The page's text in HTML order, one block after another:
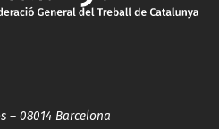
– 08014 Barcelona